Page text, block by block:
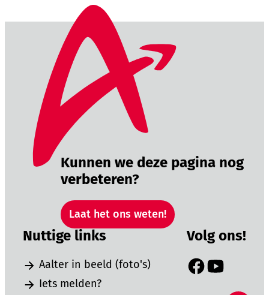
Kunnen we deze pagina nog
verbeteren?
Laat het ons weten!
Nuttige links
Aalter in beeld (foto's)
Iets melden?
Volg ons!
Facebook
YouTube